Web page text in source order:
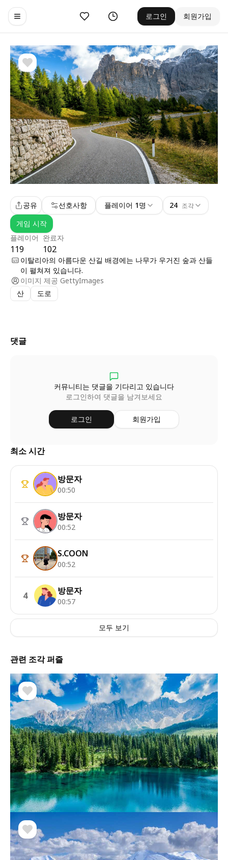
Toggle navigation menu
좋아요 기록 로그인 회원가입
플레이어
119
완료자
102
공유 선호사항 플레이어 1명 24 조각
게임 시작
이탈리아의 아름다운 산길 배경에는 나무가 우거진 숲과 산들
이 펼쳐져 있습니다.
이미지 제공 GettyImages
산
도로
댓글
커뮤니티는 댓글을 기다리고 있습니다
로그인하여 댓글을 남겨보세요
로그인 회원가입
최소 시간
방문자
00:50
방문자
00:52
S.COON
00:52
4 방문자
00:57
모두 보기
관련 조각 퍼즐